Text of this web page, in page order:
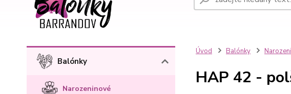
Balónky
Narozeninové
Úvod Balónky
HAP 42 -